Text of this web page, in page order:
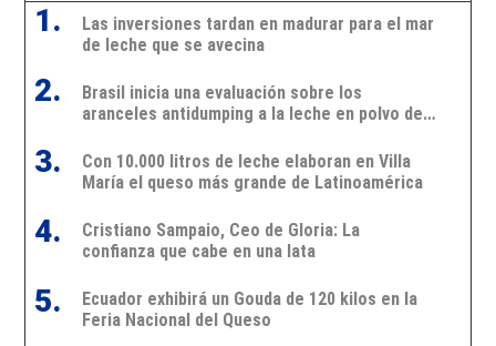
1.
2.
3.
4.
5.
Las inversiones tardan en madurar para el mar
de leche que se avecina
Brasil inicia una evaluación sobre los
aranceles antidumping a la leche en polvo de
Con 10.000 litros de leche elaboran en Villa
María el queso más grande de Latinoamérica
Cristiano Sampaio, Ceo de Gloria: La
confianza que cabe en una lata
Ecuador exhibirá un Gouda de 120 kilos en la
Feria Nacional del Queso